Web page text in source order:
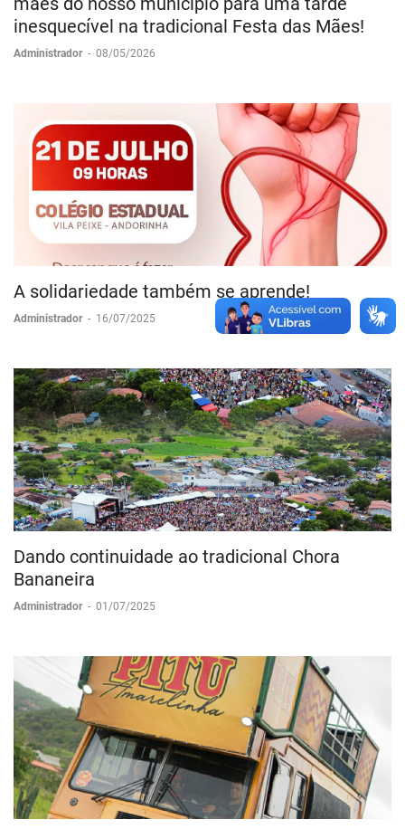
inesquecível na tradicional Festa das Mães!
Administrador - 08/05/2026
A solidariedade também se aprende!
Administrador - 16/07/2025
Dando continuidade ao tradicional Chora
Bananeira
Administrador - 01/07/2025